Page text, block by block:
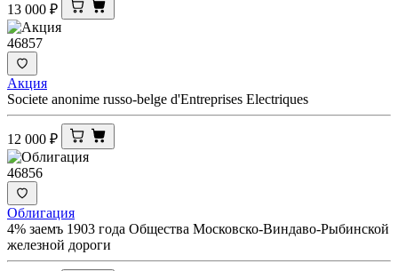
13 000 ₽
46857
Акция
Societe anonime russo-belge d'Entreprises Electriques
12 000 ₽
46856
Облигация
4% заемъ 1903 года Общества Московско-Виндаво-Рыбинской
железной дороги